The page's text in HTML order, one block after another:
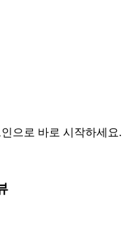
으로 바로 시작하세요.